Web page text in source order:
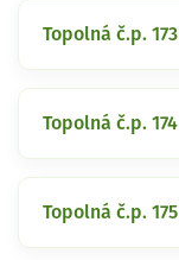
Topolná č.p. 173
Topolná č.p. 174
Topolná č.p. 175